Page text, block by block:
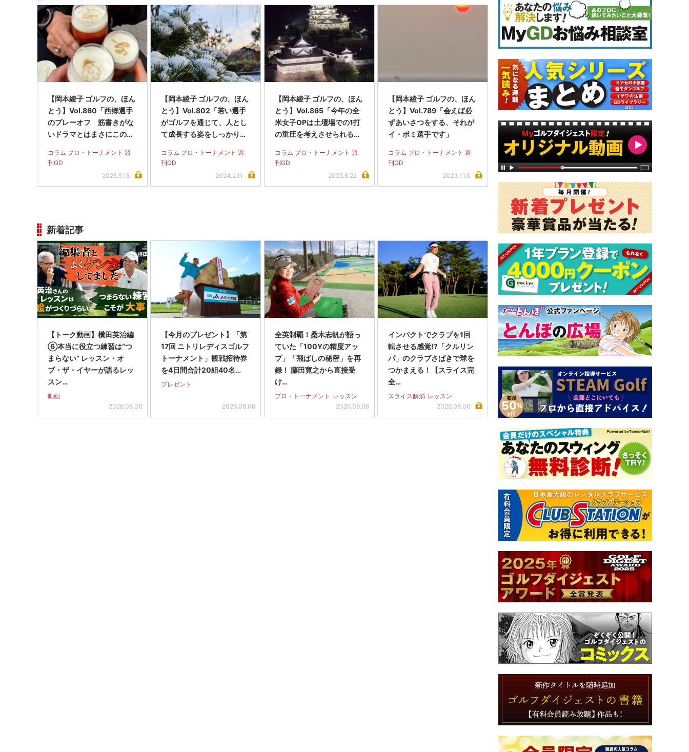
【岡本綾子 ゴルフの、ほん
とう】Vol.860「西郷選手
のプレーオフ 筋書きがな
いドラマとはまさにこのこ
コラム プロ・トーナメント 週
刊GD
2025.5.18
【岡本綾子 ゴルフの、ほん
とう】Vol.802「若い選手
がゴルフを通じて、人とし
て成長する姿をしっかり見
コラム プロ・トーナメント 週
刊GD
2024.2.11
【岡本綾子 ゴルフの、ほん
とう】Vol.865「今年の全
米女子OPは土壇場での1打
の重圧を考えさせられる興
コラム プロ・トーナメント 週
刊GD
2025.6.22
【岡本綾子 ゴルフの、ほん
とう】Vol.789「会えば必
ずあいさつをする、それが
イ・ボミ選手です」
コラム プロ・トーナメント 週
刊GD
2023.11.5
新着記事
【トーク動画】横田英治編
⑥本当に役立つ練習は“つ
まらない” レッスン・オ
ブ・ザ・イヤーが語るレッ
スン…
動画
2026.08.06
【今月のプレゼント】「第
17回 ニトリレディスゴルフ
トーナメント」観戦招待券
を4日間合計20組40名…
プレゼント
2026.08.06
全英制覇！桑木志帆が語っ
ていた「100Yの精度アッ
プ」「飛ばしの秘密」を再
録！ 藤田寛之から直接受
け…
プロ・トーナメント レッスン
2026.08.06
インパクトでクラブを1回
転させる感覚!?「クルリン
パ」のクラブさばきで球を
つかまえる！【スライス完
全…
スライス解消 レッスン
2026.08.06